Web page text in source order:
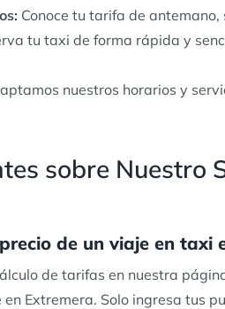
Conoce tu tarifa de antemano,
tu taxi de forma rápida y
nuestros horarios y
sobre Nuestro
de un viaje en taxi
de tarifas en nuestra
Extremera. Solo ingresa tus